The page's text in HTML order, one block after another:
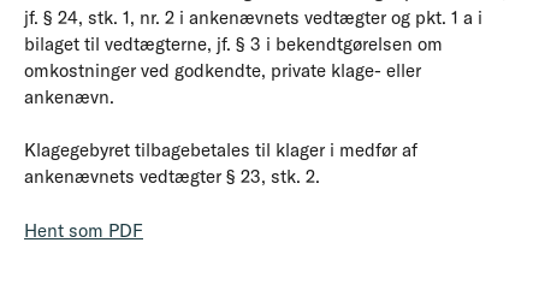
jf. § 24, stk. 1, nr. 2 i ankenævnets vedtægter og pkt. 1 a i
bilaget til vedtægterne, jf. § 3 i bekendtgørelsen om
omkostninger ved godkendte, private klage- eller
ankenævn.
Klagegebyret tilbagebetales til klager i medfør af
ankenævnets vedtægter § 23, stk. 2.
Hent som PDF